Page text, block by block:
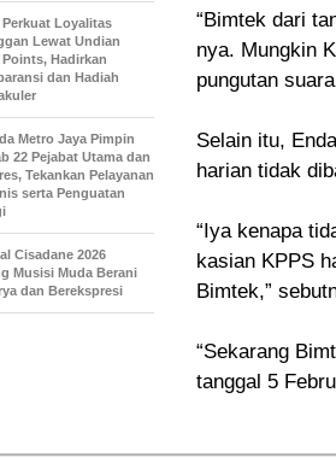
“Bimtek dari
nya. Mungkin
pungutan
Selain itu,
harian tidak
“Iya kenapa
kasian KPPS
Bimtek,”
“Sekarang
tanggal 5
Loyalitas
Lewat Undian
Hadirkan
dan Hadiah
Metro Jaya Pimpin
22 Pejabat Utama dan
Tekankan Pelayanan
serta Penguatan
Cisadane 2026
Musisi Muda Berani
dan Berekspresi